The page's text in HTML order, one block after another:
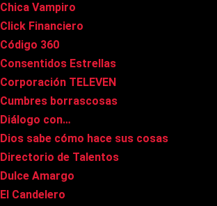
Chica Vampiro
Click Financiero
Código 360
Consentidos Estrellas
Corporación TELEVEN
Cumbres borrascosas
Diálogo con…
Dios sabe cómo hace sus cosas
Directorio de Talentos
Dulce Amargo
El Candelero